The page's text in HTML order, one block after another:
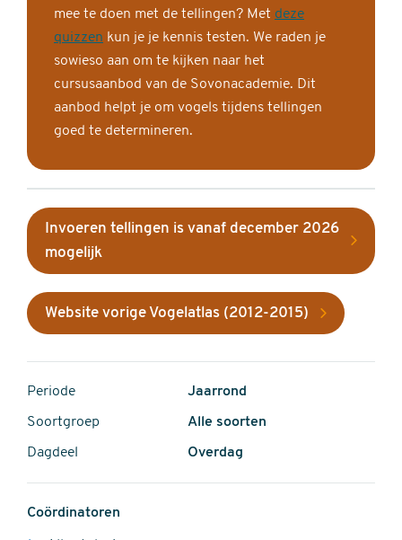
mee te doen met de tellingen? Met deze
quizzen kun je je kennis testen. We raden je
sowieso aan om te kijken naar het
cursusaanbod van de Sovonacademie. Dit
aanbod helpt je om vogels tijdens tellingen
goed te determineren.
Invoeren tellingen is vanaf december 2026
mogelijk
Website vorige Vogelatlas (2012-2015)
Periode Jaarrond
Soortgroep Alle soorten
Dagdeel Overdag
Coördinatoren